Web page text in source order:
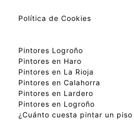
Política de Cookies
Pintores Logroño
Pintores en Haro
Pintores en La Rioja
Pintores en Calahorra
Pintores en Lardero
Pintores en Logroño
¿Cuánto cuesta pintar un piso